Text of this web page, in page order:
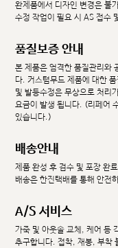
완제품에서 디자인 변경은 불
수정 작업이 필요 시 AS 접수
품질보증 안내
본 제품은 엄격한 품질관리와
다. 커스텀무드 제품에 대한
및 발등수정은 무상으로 처리
요금이 발생 됩니다. (리페어
있습니다.)
배송안내
제품 완성 후 검수 및 포장 완
배송은 한진택배를 통해 안전
A/S 서비스
가죽 및 아웃솔 교체, 케어 등
추구합니다. 접착, 재봉, 부착